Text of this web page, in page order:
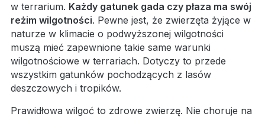
w terrarium. Każdy gatunek gada czy płaza ma swój
reżim wilgotności. Pewne jest, że zwierzęta żyjące w
naturze w klimacie o podwyższonej wilgotności
muszą mieć zapewnione takie same warunki
wilgotnościowe w terrariach. Dotyczy to przede
wszystkim gatunków pochodzących z lasów
deszczowych i tropików.
Prawidłowa wilgoć to zdrowe zwierzę. Nie choruje na